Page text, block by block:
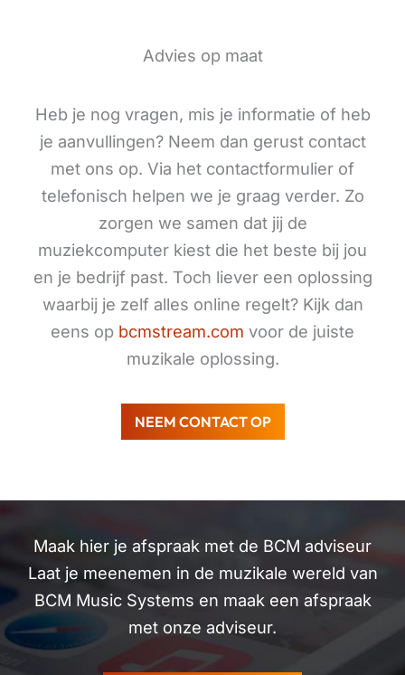
Advies op maat
Heb je nog vragen, mis je informatie of heb
je aanvullingen? Neem dan gerust contact
met ons op. Via het contactformulier of
telefonisch helpen we je graag verder. Zo
zorgen we samen dat jij de
muziekcomputer kiest die het beste bij jou
en je bedrijf past. Toch liever een oplossing
waarbij je zelf alles online regelt? Kijk dan
eens op bcmstream.com voor de juiste
muzikale oplossing.
NEEM CONTACT OP
Maak hier je afspraak met de BCM adviseur
Laat je meenemen in de muzikale wereld van
BCM Music Systems en maak een afspraak
met onze adviseur.